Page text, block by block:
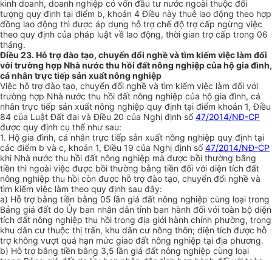
kinh doanh, doanh nghiệp có vốn đầu tư nước ngoài thuộc đối
tượng quy định tại điểm b, khoản 4 Điều này thuê lao động theo hợp
đồng lao động thì được áp dụng hỗ trợ chếđộ trợ cấp ngừng việc
theo quy định của pháp luật về lao động, thời gian trợ cấp trong 06
tháng.
Điều 23. Hỗ trợ đào tạo, chuyển đổi nghề và tìm kiếm việc làm đối
với trường hợp Nhà nước thu hồi đất nông nghiệp của hộ gia đình,
cá nhân trực tiếp sản xuất nông nghiệp
Việc hỗ trợ đào tạo, chuyển đổi nghề và tìm kiếm việc làm đối với
trường hợp Nhà nước thu hồi đất nông nghiệp của hộ gia đình, cá
nhân trực tiếp sản xuất nông nghiệp quy định tại điểm khoản 1, Điều
84 của Luật Đất đai và Điều 20 của Nghị định số47/2014/NĐ-CP
được quy định cụ thể như sau:
1. Hộ gia đình, cá nhân trực tiếp sản xuất nông nghiệp quy định tại
các điểm b và c, khoản 1, Điều 19 của Nghị định số47/2014/NĐ-CP
khi Nhà nước thu hồi đất nông nghiệp mà được bồi thường bằng
tiền thì ngoài việc được bồi thường bằng tiền đối với diện tích đất
nông nghiệp thu hồi còn được hỗ trợ đào tạo, chuyển đổi nghề và
tìm kiếm việc làm theo quy định sau đây:
a) Hỗ trợ bằng tiền bằng 05 lần giá đất nông nghiệp cùng loại trong
Bảng giá đất do Ủy ban nhân dân tỉnh ban hành đối với toàn bộ diện
tích đất nông nghiệp thu hồi trong địa giới hành chính phường, trong
khu dân cư thuộc thị trấn, khu dân cư nông thôn; diện tích được hỗ
trợ không vượt quá hạn mức giao đất nông nghiệp tại địa phương.
b) Hỗ trợ bằng tiền bằng 3,5 lần giá đất nông nghiệp cùng loại